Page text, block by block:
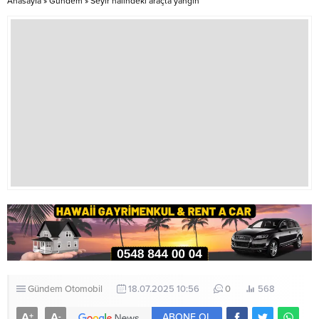
teşebbüs' suçundan ceza
verilmesini istedi.Olay, geçen yıl
her platformda gündeme
getirdiklerini ve yetkilileri
Gündem Otomobil 18.07.2025 10:56 0 568
+ -